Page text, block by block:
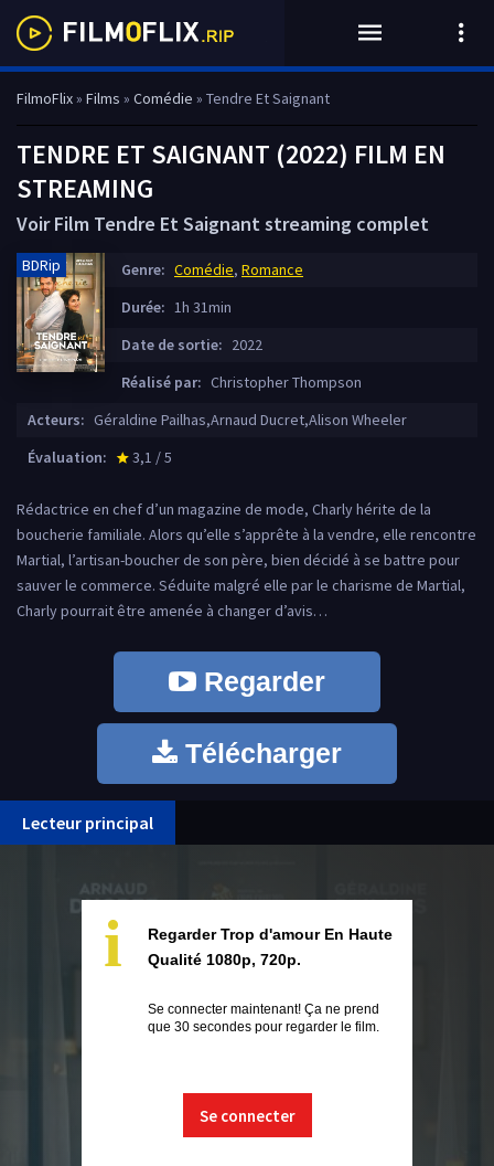
FilmoFlix» Films » Comédie » Tendre Et Saignant
TENDRE ET SAIGNANT (2022) FILM EN
STREAMING
Voir Film Tendre Et Saignant streaming complet
BDRip Genre: Comédie, Romance
Durée: 1h 31min
Date de sortie: 2022
Réalisé par: Christopher Thompson
Acteurs: Géraldine Pailhas,Arnaud Ducret,Alison Wheeler
Évaluation:
star_rate
3,1 / 5
Rédactrice en chef d’un magazine de mode, Charly hérite de la
boucherie familiale. Alors qu’elle s’apprête à la vendre, elle rencontre
Martial, l’artisan-boucher de son père, bien décidé à se battre pour
sauver le commerce. Séduite malgré elle par le charisme de Martial,
Charly pourrait être amenée à changer d’avis…
Regarder
Télécharger
Lecteur principal
i
Regarder Trop d'amour En Haute
Qualité 1080p, 720p.
Se connecter maintenant! Ça ne prend
que 30 secondes pour regarder le film.
Se connecter